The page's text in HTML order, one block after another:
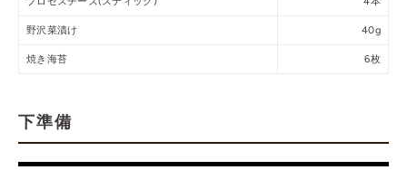
野沢菜漬け 40g
焼き海苔 6枚
下準備